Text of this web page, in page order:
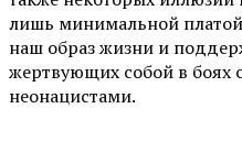
лишь минимальной
наш образ жизни и
жертвующих собой в боях
неонацистами.